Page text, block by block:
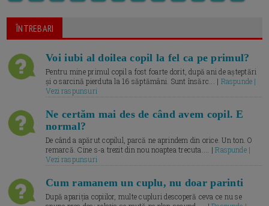
ÎNTREBARI
Voi iubi al doilea copil la fel ca pe primul?
Pentru mine primul copil a fost foarte dorit, după ani de așteptări
și o sarcină pierduta la 16 săptămâni. Sunt însărc... | Raspunde |
Vezi raspunsuri
Ne certăm mai des de când avem copil. E
normal?
De când a apărut copilul, parcă ne aprindem din orice. Un ton. O
remarcă. Cine s-a trezit din nou noaptea trecuta.... |Raspunde |
Vezi raspunsuri
Cum ramanem un cuplu, nu doar parinti
După apariția copiilor, multe cupluri descoperă ceva ce nu se